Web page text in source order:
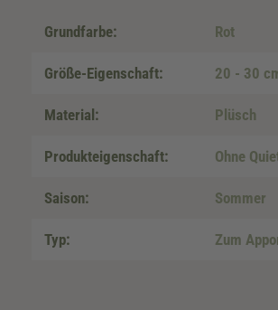
Grundfarbe: Rot
Größe-Eigenschaft: 20 - 30
Material: Plüsch
Produkteigenschaft: Ohne
Saison: Sommer
Typ: Zum